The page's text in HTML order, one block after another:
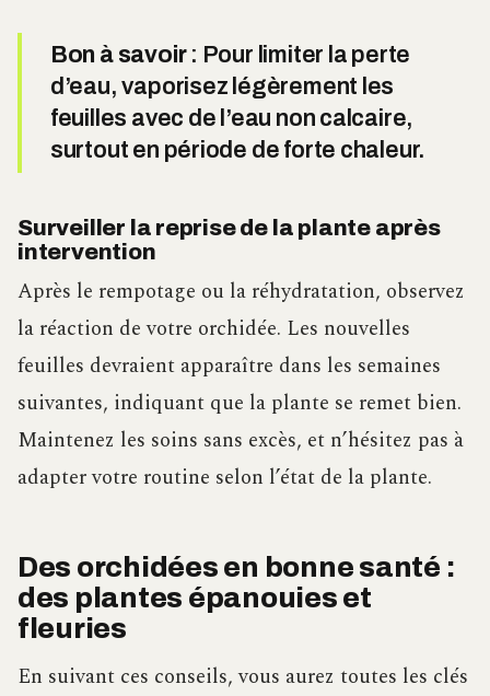
Bon à savoir: Pour limiter la perte
d’eau, vaporisez légèrement les
feuilles avec de l’eau non calcaire,
surtout en période de forte chaleur.
Surveiller la reprise de la plante après
intervention
Après le rempotage ou la réhydratation, observez
la réaction de votre orchidée. Les nouvelles
feuilles devraient apparaître dans les semaines
suivantes, indiquant que la plante se remet bien.
Maintenez les soins sans excès, et n’hésitez pas à
adapter votre routine selon l’état de la plante.
Des orchidées en bonne santé :
des plantes épanouies et
fleuries
En suivant ces conseils, vous aurez toutes les clés